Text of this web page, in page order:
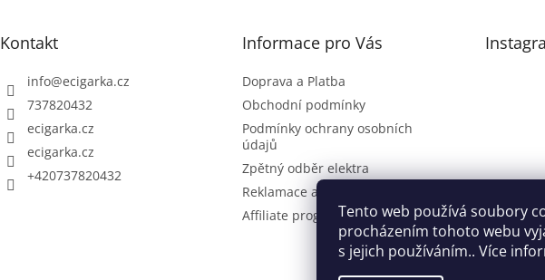
Tento web používá soubory
procházením tohoto webu
s jejich používáním.. Více
Kontakt
info@ecigarka.cz
737820432
ecigarka.cz
ecigarka.cz
+420737820432
Informace pro Vás
Doprava a Platba
Obchodní podmínky
Podmínky ochrany osobních
údajů
Zpětný odběr elektra
Reklamace a vrácení zboží
Affiliate program